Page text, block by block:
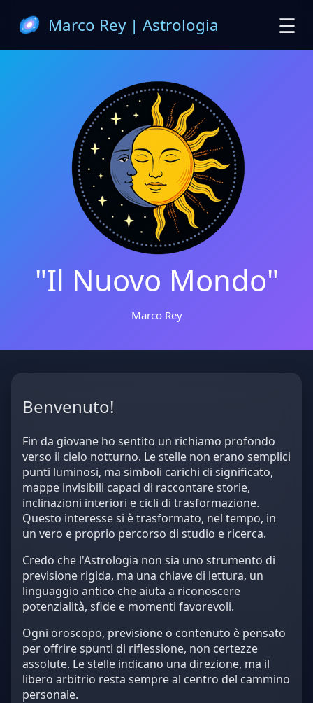
Marco Rey | Astrologia ☰
"Il Nuovo Mondo"
Marco Rey
Benvenuto!
Fin da giovane ho sentito un richiamo profondo
verso il cielo notturno. Le stelle non erano semplici
punti luminosi, ma simboli carichi di significato,
mappe invisibili capaci di raccontare storie,
inclinazioni interiori e cicli di trasformazione.
Questo interesse si è trasformato, nel tempo, in
un vero e proprio percorso di studio e ricerca.
Credo che l'Astrologia non sia uno strumento di
previsione rigida, ma una chiave di lettura, un
linguaggio antico che aiuta a riconoscere
potenzialità, sfide e momenti favorevoli.
Ogni oroscopo, previsione o contenuto è pensato
per offrire spunti di riflessione, non certezze
assolute. Le stelle indicano una direzione, ma il
libero arbitrio resta sempre al centro del cammino
personale.